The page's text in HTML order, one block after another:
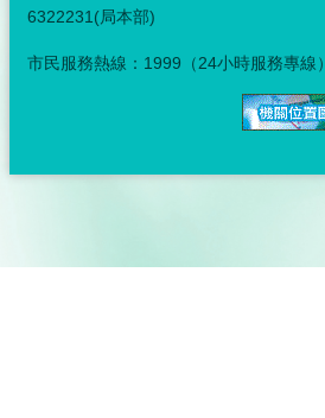
6322231(局本部)
市民服務熱線：1999（24小時服務專線）